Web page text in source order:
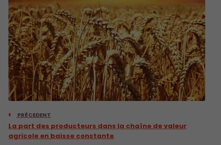
PRÉCEDENT
La part des producteurs dans la chaîne de valeur
agricole en baisse constante